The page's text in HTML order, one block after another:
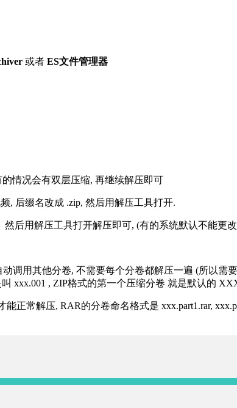
或者 ES文件管理器
情况会有双层压缩, 再继续解压即可
, 后缀名改成 .zip, 然后用解压工具打开.
后用解压工具打开解压即可, (有的系统默认不能更
调用其他分卷, 不需要每个分卷都解压一遍 (所以需
xxx.001 , ZIP格式的第一个压缩分卷 就是默认的
常解压, RAR的分卷命名格式是 xxx.part1.rar,